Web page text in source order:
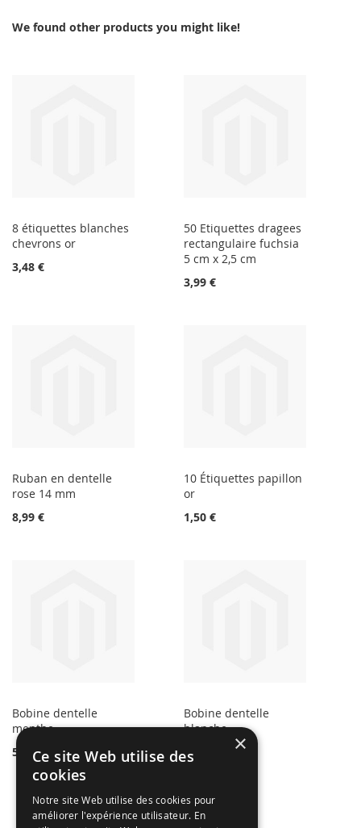
We found other products you might like!
8 étiquettes blanches
chevrons or
3,48 €
50 Etiquettes dragees
rectangulaire fuchsia
5 cm x 2,5 cm
3,99 €
Ruban en dentelle
rose 14 mm
8,99 €
10 Étiquettes papillon
or
1,50 €
Bobine dentelle
menthe
5,99 €
Bobine dentelle
blanche
3,49 €
×
Ce site Web utilise des
cookies
Notre site Web utilise des cookies pour
améliorer l'expérience utilisateur. En